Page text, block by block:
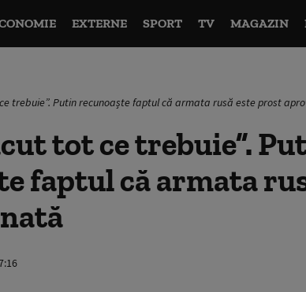
EXTERNE SPORT TV MAGAZIN
trebuie”. Putin recunoaște faptul că armata rusă este prost
tot ce trebuie”.
faptul că armata